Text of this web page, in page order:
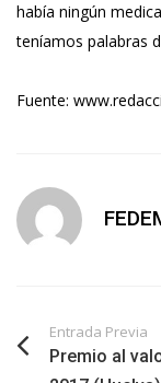
había ningún
teníamos palabras
Fuente:
Entrada Previa
Premio al